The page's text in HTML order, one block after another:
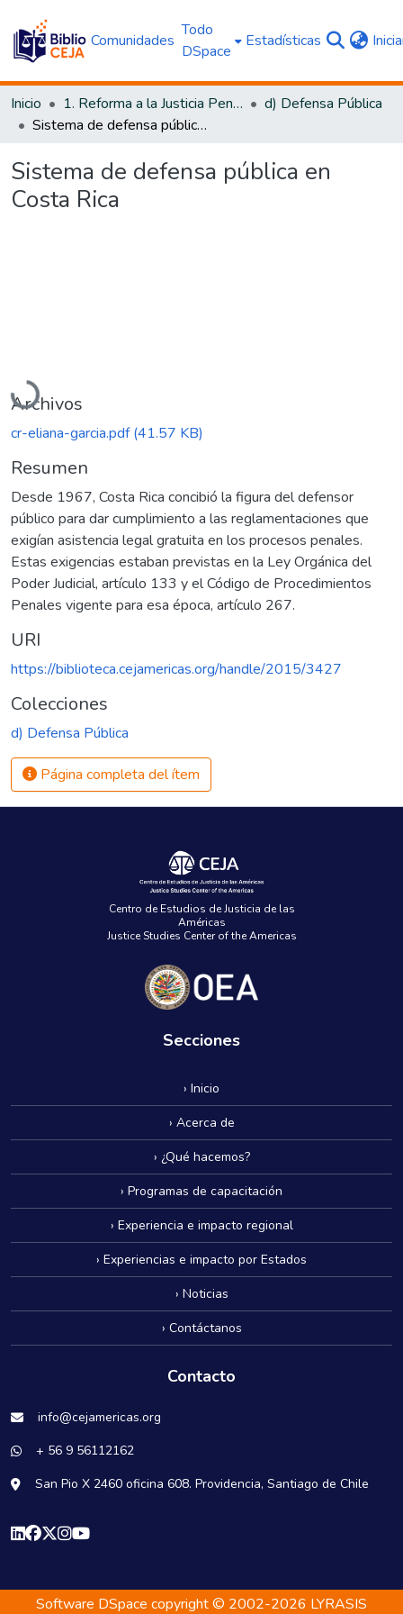
Comunidades
Todo
DSpace
Estadísticas
Inicio 1. Reforma a la Justicia Penal
d) Defensa Pública
Sistema de defensa pública en Costa Rica
Sistema de defensa pública en
Costa Rica
Cargando...
Archivos
cr-eliana-garcia.pdf(41.57 KB)
Resumen
Desde 1967, Costa Rica concibió la figura del defensor
público para dar cumplimiento a las reglamentaciones que
exigían asistencia legal gratuita en los procesos penales.
Estas exigencias estaban previstas en la Ley Orgánica del
Poder Judicial, artículo 133 y el Código de Procedimientos
Penales vigente para esa época, artículo 267.
URI
https://biblioteca.cejamericas.org/handle/2015/3427
Colecciones
d) Defensa Pública
Página completa del ítem
Centro de Estudios de Justicia de las
Américas
Justice Studies Center of the Americas
Secciones
› Inicio
› Acerca de
› ¿Qué hacemos?
› Programas de capacitación
› Experiencia e impacto regional
› Experiencias e impacto por Estados
› Noticias
› Contáctanos
Contacto
info@cejamericas.org
+ 56 9 56112162
San Pio X 2460 oficina 608. Providencia, Santiago de Chile
Software DSpace copyright © 2002-2026 LYRASIS